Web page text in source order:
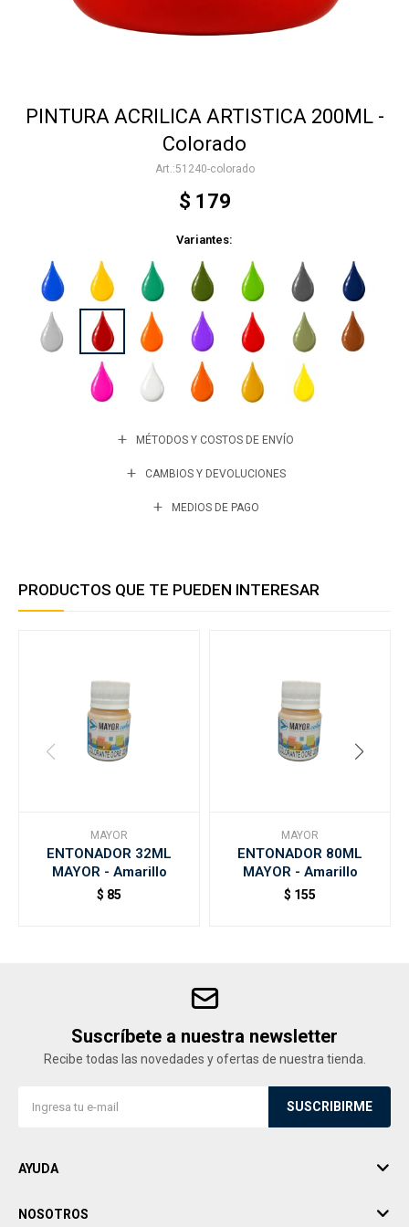
PINTURA ACRILICA ARTISTICA 200ML -
Colorado
51240-colorado
$ 179
Variantes:
MÉTODOS Y COSTOS DE ENVÍO
CAMBIOS Y DEVOLUCIONES
MEDIOS DE PAGO
PRODUCTOS QUE TE PUEDEN INTERESAR
MAYOR
ENTONADOR 32ML
MAYOR - Amarillo
$ 85
MAYOR
ENTONADOR 80ML
MAYOR - Amarillo
$ 155
Suscríbete a nuestra newsletter
Recibe todas las novedades y ofertas de nuestra tienda.
SUSCRIBIRME
AYUDA
NOSOTROS
Varios